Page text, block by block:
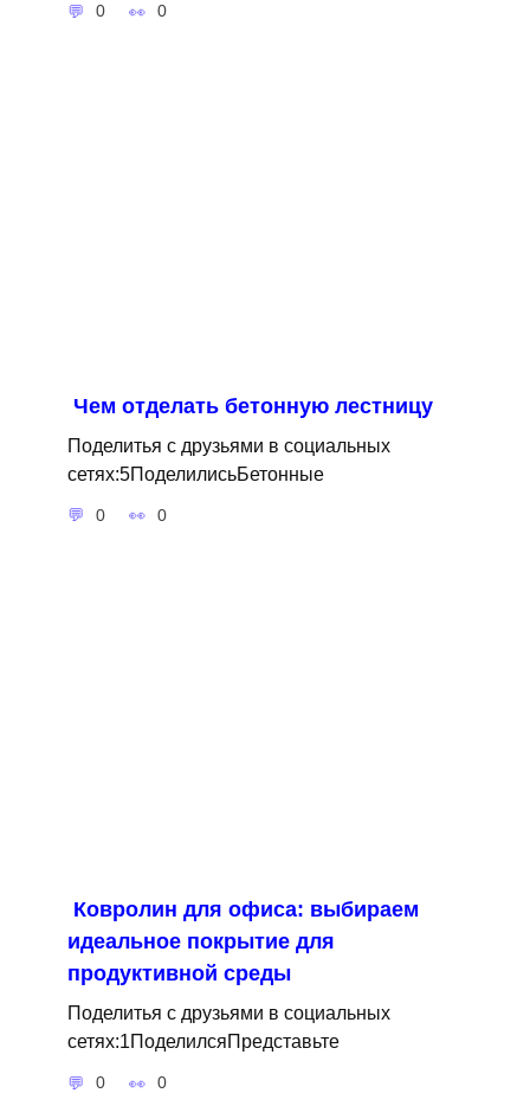
0 0
Чем отделать бетонную лестницу
Поделитья с друзьями в социальных
сетях:5ПоделилисьБетонные
0 0
Ковролин для офиса: выбираем
идеальное покрытие для
продуктивной среды
Поделитья с друзьями в социальных
сетях:1ПоделилсяПредставьте
0 0